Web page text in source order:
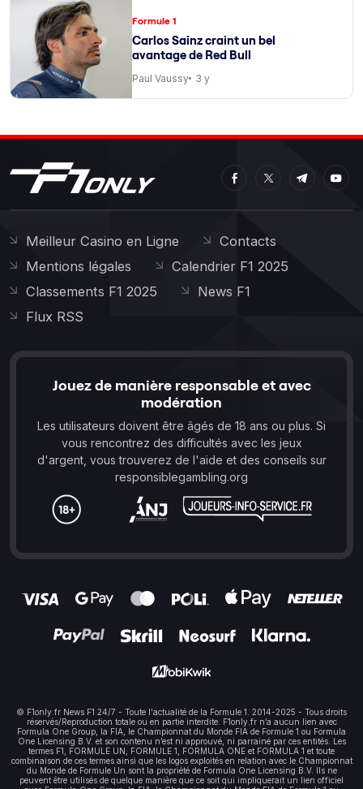
Formule 1
Carlos Sainz craint un bel
avantage de Red Bull
Paul Vaussy 3 y
Meilleur Casino en Ligne
Contacts
Mentions légales
Calendrier F1 2025
Classements F1 2025
News F1
Flux RSS
Jouez de manière responsable et avec
modération
Les utilisateurs doivent être âgés de 18 ans ou plus. Si
vous rencontrez des difficultés avec les jeux
d'argent, vous trouverez de l'aide et des conseils sur
responsiblegambling.org
© F1only.fr News F1 24/7 - Toute l'actualité de la Formule 1. 2014-2025 - Tous droits
réservés/Reproduction totale ou en partie interdite. F1only.fr n’a aucun lien avec
Formula One Group, la FIA, le Championnat du Monde FIA de Formule 1 ou Formula
One Licensing B.V. et son contenu n’est ni approuvé, ni parrainé par ces entités. Les
termes F1, FORMULE UN, FORMULE 1, FORMULA ONE et FORMULA 1 et toute
combinaison de ces termes ainsi que les logos exploités en relation avec le Championnat
du Monde de Formule Un sont la propriété de Formula One Licensing B.V. Ils ne
peuvent être utilisés de quelque manière que ce soit qui impliquerait un lien officiel